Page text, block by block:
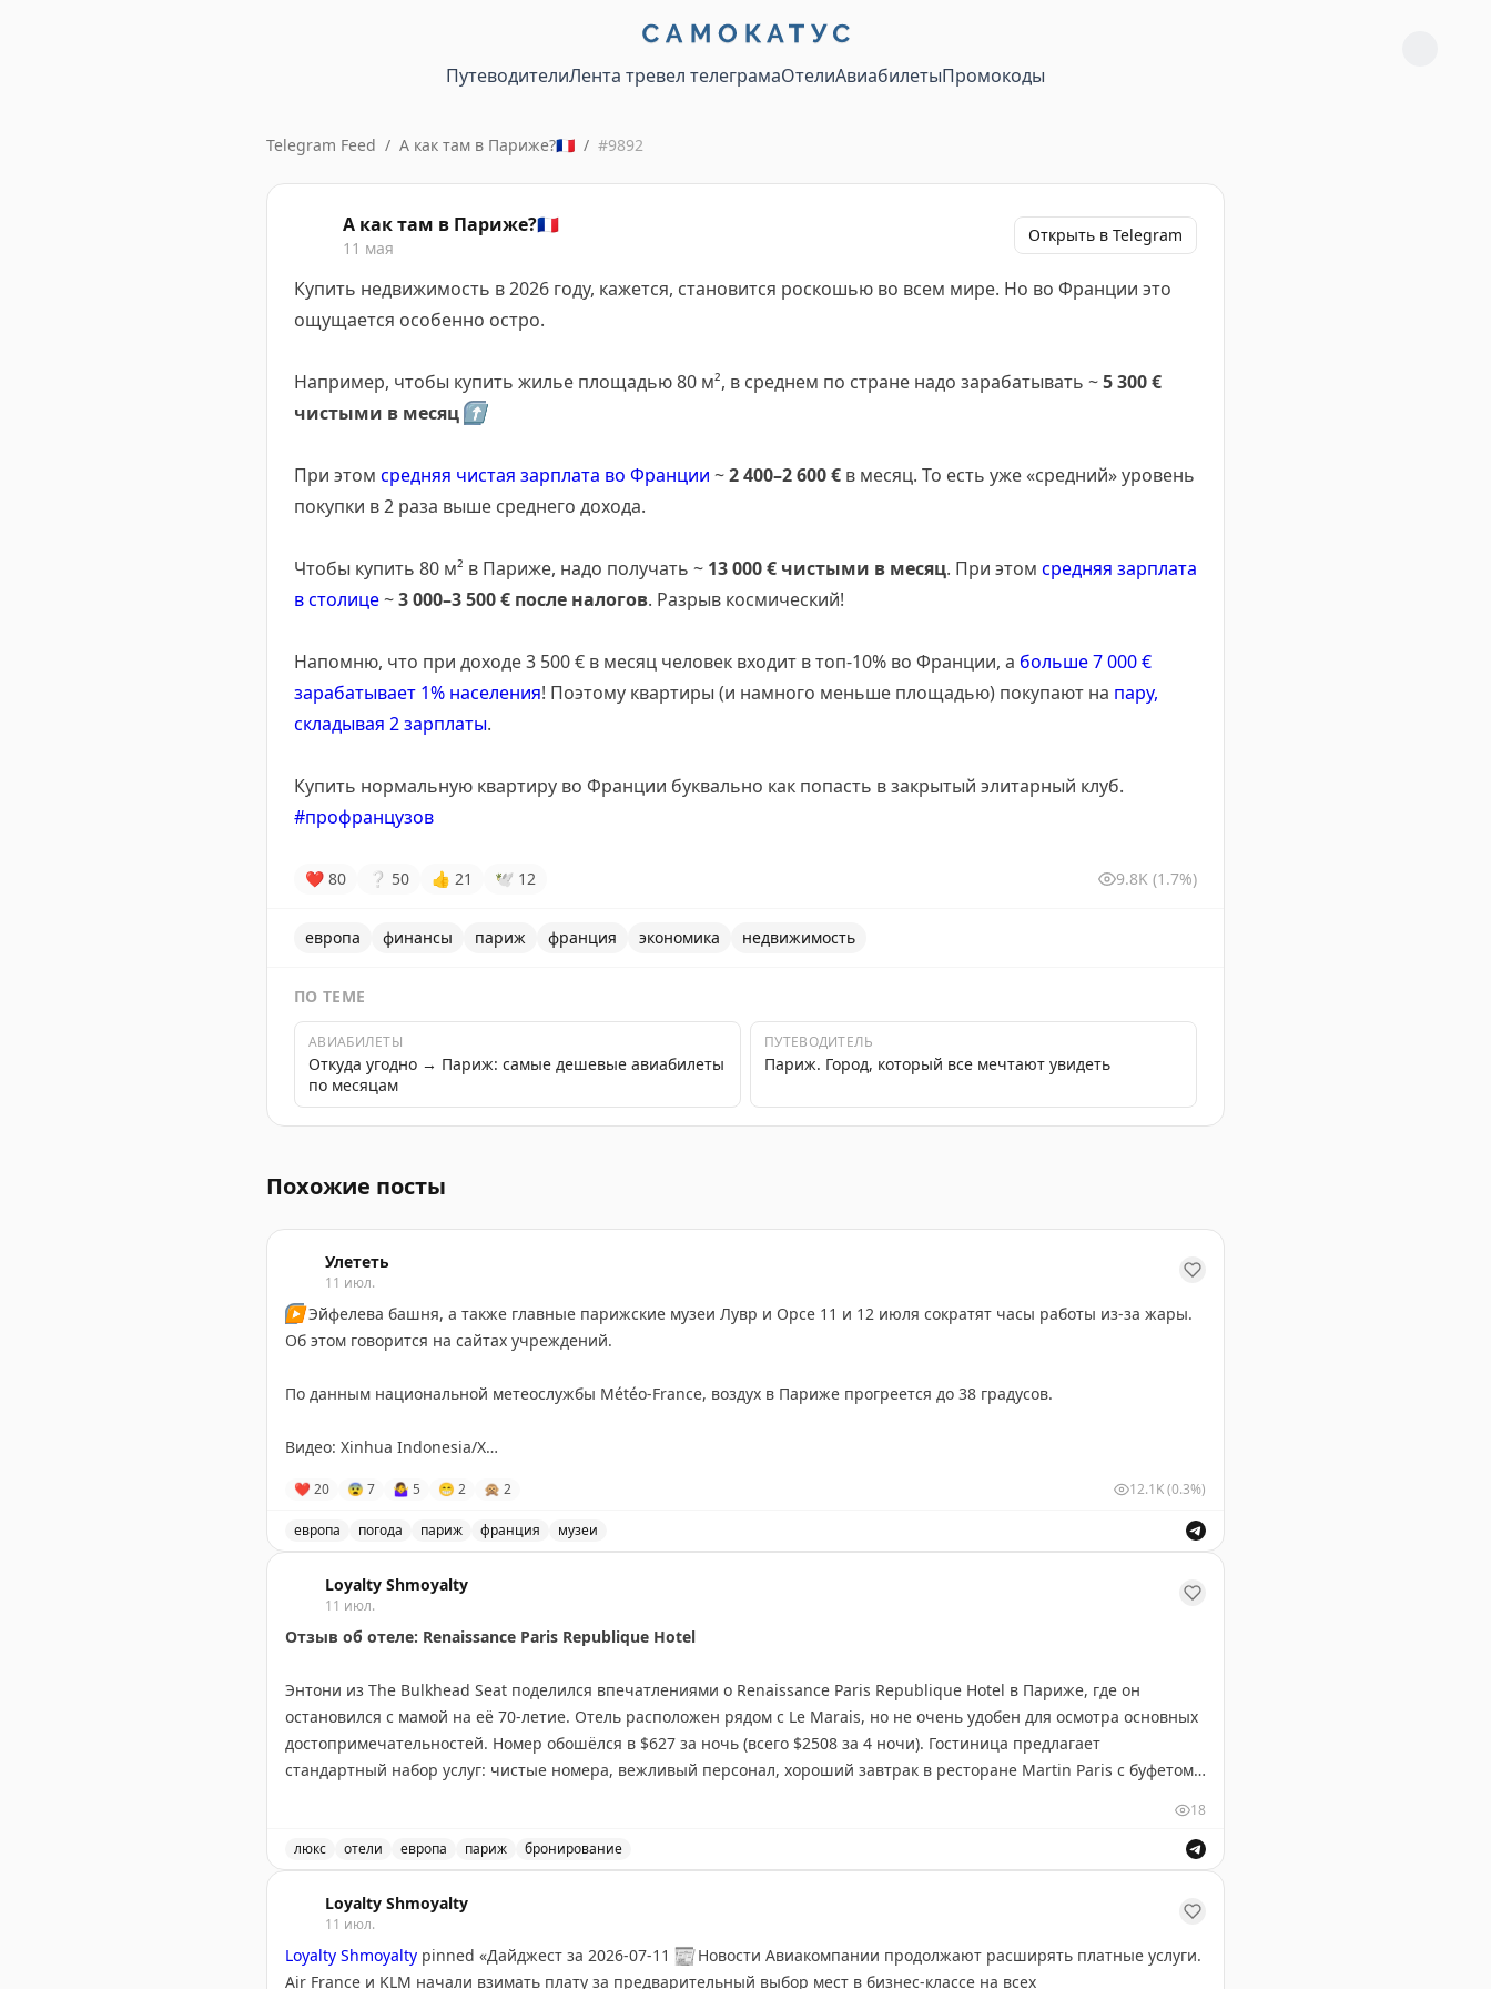
ПутеводителиЛента тревел телеграмаОтелиАвиабилетыПромокоды
Telegram Feed / А как там в Париже?🇫🇷 / #9892
А как там в Париже?🇫🇷
11 мая
Открыть в Telegram
Купить недвижимость в 2026 году, кажется, становится роскошью во всем мире. Но во Франции это
ощущается особенно остро.
Например, чтобы купить жилье площадью 80 м², в среднем по стране надо зарабатывать ~5 300 €
чистыми в месяц⬆️
При этом средняя чистая зарплата во Франции ~2 400–2 600 € в месяц. То есть уже «средний» уровень
покупки в 2 раза выше среднего дохода.
Чтобы купить 80 м² в Париже, надо получать ~ 13 000 € чистыми в месяц. При этом средняя зарплата
в столице~3 000–3 500 € после налогов. Разрыв космический!
Напомню, что при доходе 3 500 € в месяц человек входит в топ-10% во Франции, а больше 7 000 €
зарабатывает 1% населения! Поэтому квартиры (и намного меньше площадью) покупают на пару,
складывая 2 зарплаты.
Купить нормальную квартиру во Франции буквально как попасть в закрытый элитарный клуб.
#профранцузов
❤ 80 ❔ 50 👍 21 🕊 12 9.8K (1.7%)
европа финансы париж франция экономика недвижимость
ПО ТЕМЕ
АВИАБИЛЕТЫ
Откуда угодно → Париж: самые дешевые авиабилеты
по месяцам
ПУТЕВОДИТЕЛЬ
Париж. Город, который все мечтают увидеть
Похожие посты
Улететь
11 июл.
▶️Эйфелева башня, а также главные парижские музеи Лувр и Орсе 11 и 12 июля сократят часы работы из-за жары.
Об этом говорится на сайтах учреждений.
По данным национальной метеослужбы Météo-France, воздух в Париже прогреется до 38 градусов.
Видео: Xinhua Indonesiа/Х
✔ Подпишись на ТАСС / Мир в "Максе"
❤ 20 😨 7 🤷‍♀ 5 😁 2 🙊 2 12.1K(0.3%)
европа погода париж франция музеи
Loyalty Shmoyalty
11 июл.
Отзыв об отеле: Renaissance Paris Republique Hotel
Энтони из The Bulkhead Seat поделился впечатлениями о Renaissance Paris Republique Hotel в Париже, где он
остановился с мамой на её 70-летие. Отель расположен рядом с Le Marais, но не очень удобен для осмотра основных
достопримечательностей. Номер обошёлся в $627 за ночь (всего $2508 за 4 ночи). Гостиница предлагает
стандартный набор услуг: чистые номера, вежливый персонал, хороший завтрак в ресторане Martin Paris с буфетом
сезона. Номер можно забронировать за 53000-125400 баллов Marriott Bonvoy за ночь.
The Bulkhead Seat|Original
18
люкс отели европа париж бронирование
Loyalty Shmoyalty
11 июл.
Loyalty Shmoyalty pinned «Дайджест за 2026-07-11 📰Новости Авиакомпании продолжают расширять платные услуги.
Air France и KLM начали взимать плату за предварительный выбор мест в бизнес-классе на всех